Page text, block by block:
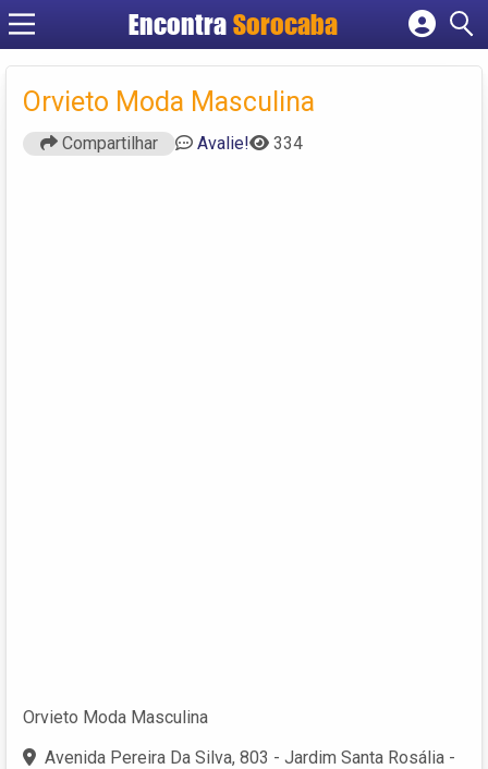
EncontraSorocaba
Cadastrar empresa
Criar conta
Orvieto Moda Masculina
Compartilhar Avalie! 334
Orvieto Moda Masculina
Avenida Pereira Da Silva, 803 - Jardim Santa Rosália -